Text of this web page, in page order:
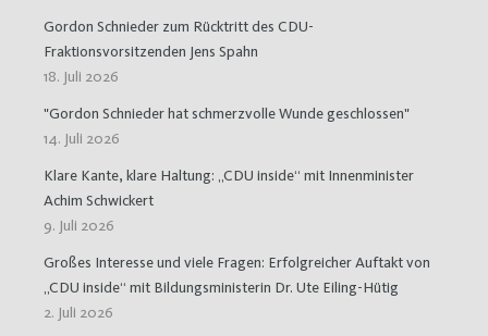
Gordon Schnieder zum Rücktritt des CDU-
Fraktionsvorsitzenden Jens Spahn
18. Juli 2026
"Gordon Schnieder hat schmerzvolle Wunde geschlossen"
14. Juli 2026
Klare Kante, klare Haltung: „CDU inside“ mit Innenminister
Achim Schwickert
9. Juli 2026
Großes Interesse und viele Fragen: Erfolgreicher Auftakt von
„CDU inside“ mit Bildungsministerin Dr. Ute Eiling-Hütig
2. Juli 2026